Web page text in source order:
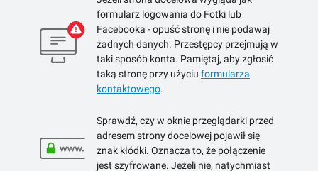
formularz logowania do Fotki lub
Facebooka - opuść stronę i nie podawaj
żadnych danych. Przestępcy przejmują w
taki sposób konta. Pamiętaj, aby zgłosić
taką stronę przy użyciu formularza
kontaktowego.
Sprawdź, czy w oknie przeglądarki przed
adresem strony docelowej pojawił się
znak kłódki. Oznacza to, że połączenie
jest szyfrowane. Jeżeli nie, natychmiast